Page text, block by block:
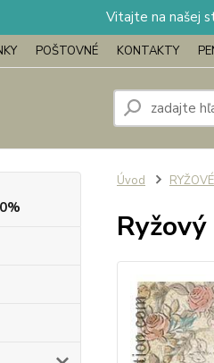
Vitajte na našej
POŠTOVNÉ KONTAKTY
Úvod